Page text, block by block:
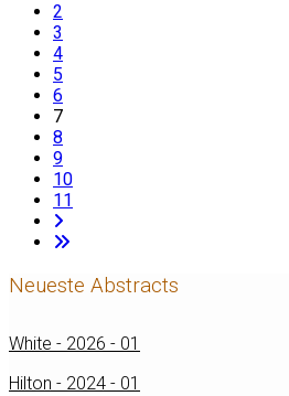
2
3
4
5
6
7
8
9
10
11
Neueste Abstracts
White - 2026 - 01
Hilton - 2024 - 01